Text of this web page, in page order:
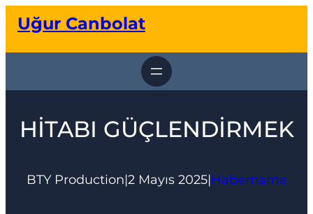
geçUğur Canbolat
HİTABI GÜÇLENDİRMEK
BTY Production|2 Mayıs 2025|Habername